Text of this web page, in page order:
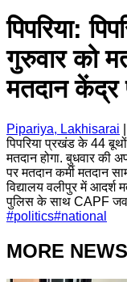
पिपरिया:
गुरुवार को
मतदान केंद्र
Pipariya, Lakhisarai
पिपरिया प्रखंड के 44
मतदान होगा. बुधवार की
पर मतदान कर्मी मतदान
विद्यालय वलीपुर में आदर्श
पुलिस के साथ CAPF
#politics#national
MORE NEWS